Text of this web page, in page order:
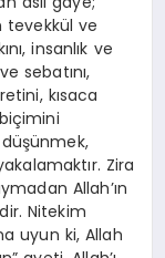
tevekkül ve
insanlık ve
sebatını,
kısaca
Zira
Allah’ın
Nitekim
uyun ki, Allah